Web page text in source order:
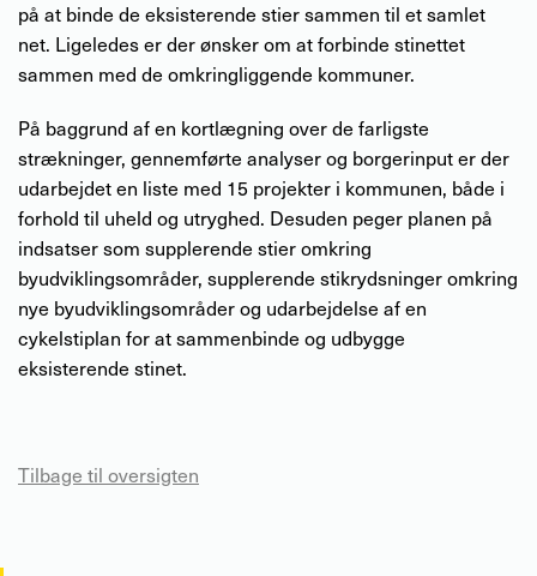
på at binde de eksisterende stier sammen til et samlet
net. Ligeledes er der ønsker om at forbinde stinettet
sammen med de omkringliggende kommuner.
På baggrund af en kortlægning over de farligste
strækninger, gennemførte analyser og borgerinput er der
udarbejdet en liste med 15 projekter i kommunen, både i
forhold til uheld og utryghed. Desuden peger planen på
indsatser som supplerende stier omkring
byudviklingsområder, supplerende stikrydsninger omkring
nye byudviklingsområder og udarbejdelse af en
cykelstiplan for at sammenbinde og udbygge
eksisterende stinet.
Tilbage til oversigten